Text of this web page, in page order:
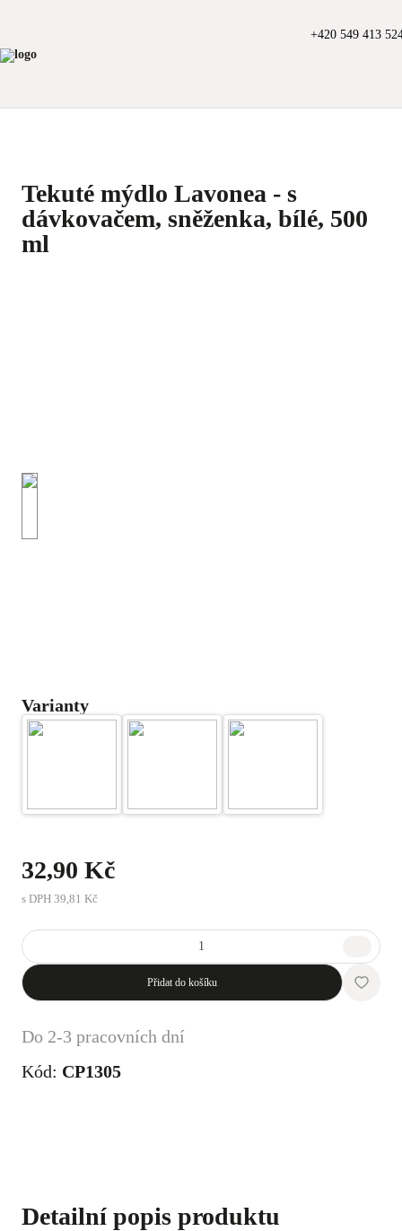
+420 549 413
Tekuté mýdlo Lavonea - s
dávkovačem, sněženka, bílé, 500
ml
Varianty
32,90 Kč
s DPH 39,81 Kč
Přidat do košíku
Do 2-3 pracovních dní
Kód: CP1305
Detailní popis produktu